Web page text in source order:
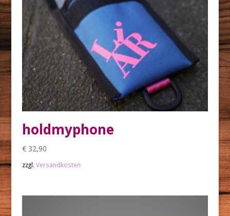
holdmyphone
€32,90
zzgl. Versandkosten